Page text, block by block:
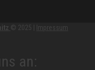
© 2025 | Impressum
an: